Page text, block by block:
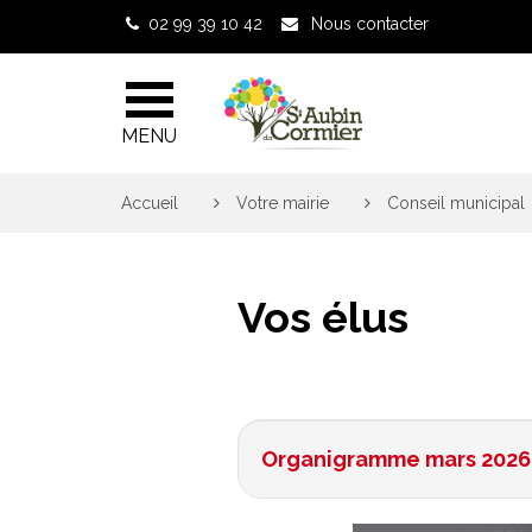
02 99 39 10 42 Nous contacter
MENU
Accueil Votre mairie Conseil municipal
Vos élus
Organigramme mars 2026